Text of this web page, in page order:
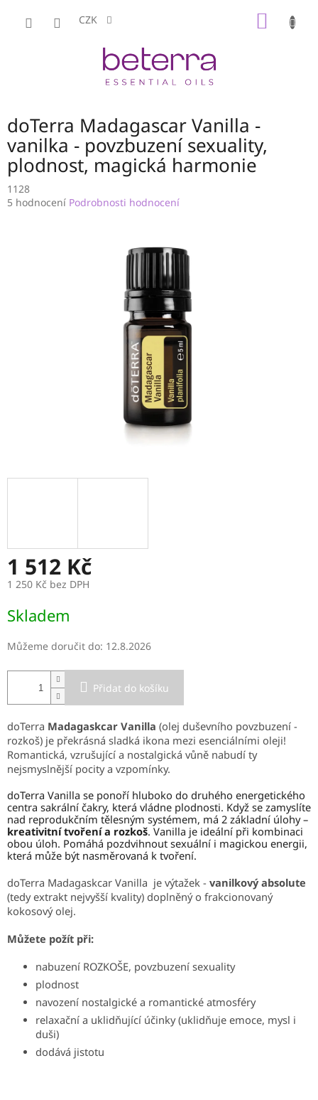
CZK
doTerra Madagascar Vanilla -
vanilka - povzbuzení sexuality,
plodnost, magická harmonie
1128
Průměrné
5 hodnocení Podrobnosti hodnocení
1 512 Kč
1 250 Kč bez DPH
cena:
Skladem
Můžeme doručit do: 12.8.2026
Přidat do košíku
doTerra Madagaskcar Vanilla (olej duševního povzbuzení -
rozkoš) je překrásná sladká ikona mezi esenciálními oleji!
Romantická, vzrušující a nostalgická vůně nabudí ty
nejsmyslnější pocity a vzpomínky.
doTerra Vanilla se ponoří hluboko do druhého energetického
centra sakrální čakry, která vládne plodnosti. Když se zamyslíte
nad reprodukčním tělesným systémem, má 2 základní úlohy –
kreativitní tvoření a rozkoš. Vanilla je ideální při kombinaci
obou úloh. Pomáhá pozdvihnout sexuální i magickou energii,
která může být nasměrovaná k tvoření.
doTerra Madagaskcar Vanilla je výtažek - vanilkový absolute
(tedy extrakt nejvyšší kvality) doplněný o frakcionovaný
kokosový olej.
Můžete požít při:
nabuzení ROZKOŠE, povzbuzení sexuality
plodnost
navození nostalgické a romantické atmosféry
relaxační a uklidňující účinky (uklidňuje emoce, mysl i
duši)
dodává jistotu